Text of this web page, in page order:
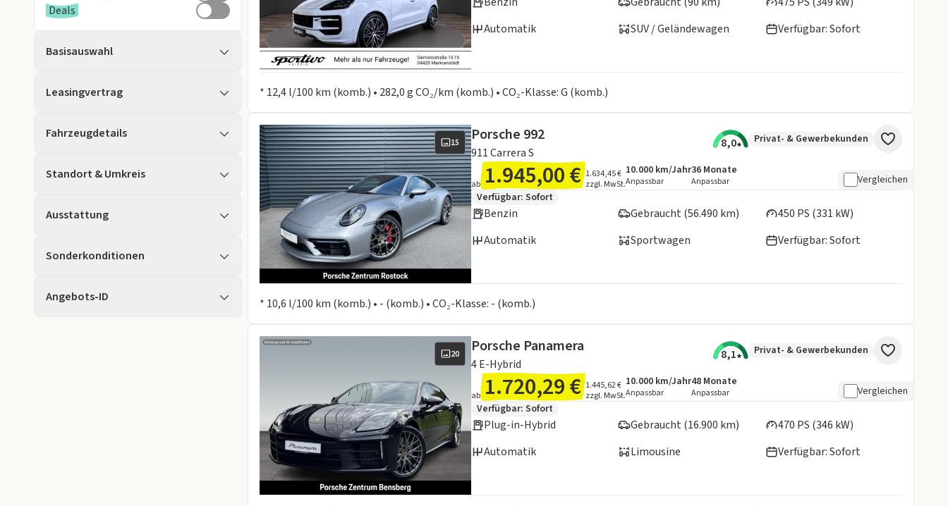
Deals
Basisauswahl
Leasingvertrag
Fahrzeugdetails
Standort & Umkreis
Ausstattung
Sonderkonditionen
Angebots-ID
Automatik
SUV / Geländewagen Verfügbar: Sofort
* 12,4 l/100 km (komb.) • 282,0 g CO₂/km (komb.) • CO₂-Klasse: G (komb.)
15 Porsche 992
911 Carrera S
8,0 Privat- & Gewerbekunden
ab 1.945,00 € 1.634,45 €
zzgl. MwSt.
Angebotsdetails:
Inklusive Laufleistung
10.000 km/Jahr
Anpassbar
Laufzeit
36 Monate
Anpassbar Vergleichen
Zusätzliche Fahrzeuginformationen:
Verfügbar: Sofort
Benzin Gebraucht (56.490 km)
450 PS (331 kW)
Automatik
Sportwagen Verfügbar: Sofort
* 10,6 l/100 km (komb.) • - (komb.) • CO₂-Klasse: - (komb.)
20 Porsche Panamera
4 E-Hybrid
8,1 Privat- & Gewerbekunden
ab 1.720,29 € 1.445,62 €
zzgl. MwSt.
Angebotsdetails:
Inklusive Laufleistung
10.000 km/Jahr
Anpassbar
Laufzeit
48 Monate
Anpassbar Vergleichen
Zusätzliche Fahrzeuginformationen:
Verfügbar: Sofort
Plug-in-Hybrid Gebraucht (16.900 km)
470 PS (346 kW)
Automatik
Limousine Verfügbar: Sofort